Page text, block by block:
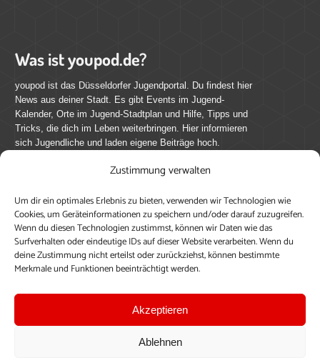
Zustimmung verwalten
Um dir ein optimales Erlebnis zu bieten, verwenden wir Technologien wie
Cookies, um Geräteinformationen zu speichern und/oder darauf zuzugreifen.
Wenn du diesen Technologien zustimmst, können wir Daten wie das
Surfverhalten oder eindeutige IDs auf dieser Website verarbeiten. Wenn du
deine Zustimmung nicht erteilst oder zurückziehst, können bestimmte
Merkmale und Funktionen beeinträchtigt werden.
Akzeptieren
Ablehnen
Was ist youpod.de?
youpod ist das Düsseldorfer Jugendportal. Du findest hier
News aus deiner Stadt. Es gibt Events im Jugend-
Kalender, Orte im Jugend-Stadtplan und Hilfe, Tipps und
Tricks, die dich im Leben weiterbringen. Hier informieren
sich Jugendliche und laden eigene Beiträge hoch.
Mach mit bei youpod.de!
youpod.de lebt von Menschen wie dir. Sammel
journalistische Erfahrung, teile deine Perspektive und
veröffentliche deine Beiträge auf youpod.de.Du musst
dich anmelden, um alle Funktionen nutzen zu können, ein
Profil anzulegen, eigene Beiträge hochzuladen und zu
Einloggen